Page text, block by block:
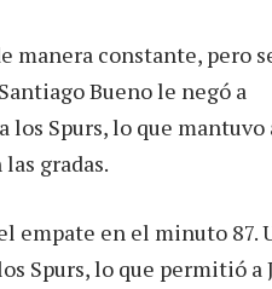
manera constante, pero
Bueno le negó a
Spurs, lo que mantuvo
gradas.
empate en el minuto 87.
Spurs, lo que permitió a